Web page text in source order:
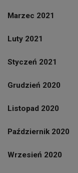
Marzec 2021
Luty 2021
Styczeń 2021
Grudzień 2020
Listopad 2020
Październik 2020
Wrzesień 2020